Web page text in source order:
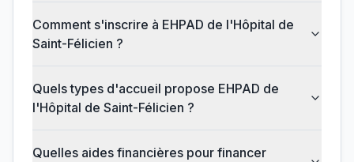
Comment s'inscrire à EHPAD de l'Hôpital de
Saint-Félicien ?
Quels types d'accueil propose EHPAD de
l'Hôpital de Saint-Félicien ?
Quelles aides financières pour financer